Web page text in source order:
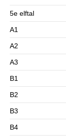
5e elftal
A1
A2
A3
B1
B2
B3
B4